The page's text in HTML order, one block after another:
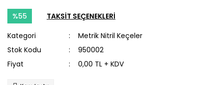
%55 TAKSİT SEÇENEKLERİ
Kategori
Metrik Nitril Keçeler
Stok Kodu
950002
Fiyat
0,00 TL + KDV